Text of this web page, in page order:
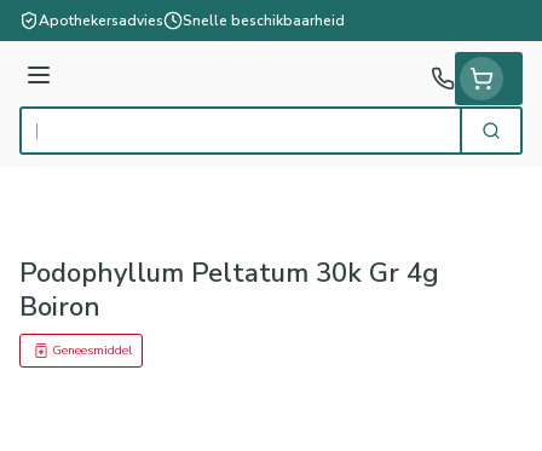
Ga naar de inhoud
Apothekersadvies Snelle beschikbaarheid
Menu
Product, merk, categorie... Zoek
Podophyllum Peltatum 30k Gr 4g
Boiron
Geneesmiddel